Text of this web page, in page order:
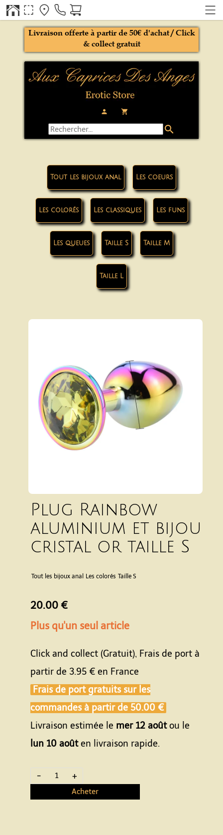
person local_grocery_store
Livraison offerte à partir de 50€ d'achat / Click
& collect gratuit
search
Tout les bijoux anal Les coeurs
Les colorés Les classiques Les funs
Les queues Taille S Taille M
Taille L
Plug Rainbow
aluminium et bijou
cristal or taille S
Tout les bijoux anal Les colorés Taille S
20.00 €
Plus qu'un seul article
Click and collect (Gratuit), Frais de port à
partir de 3.95 € en France
Frais de port gratuits sur les
commandes à partir de 50.00 €
Livraison estimée le mer 12 aoûtou le
lun 10 aoûten livraison rapide.
- +
Acheter